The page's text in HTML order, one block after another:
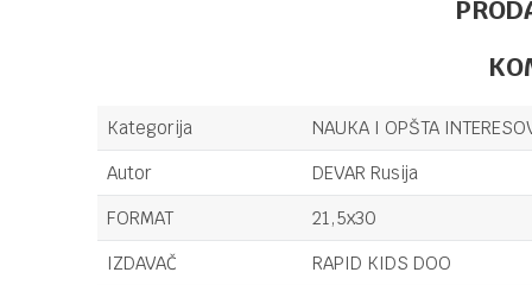
Kategorija
NAUKA I OPŠTA
Autor
DEVAR Rusija
FORMAT
21,5x30
IZDAVAČ
RAPID KIDS DOO